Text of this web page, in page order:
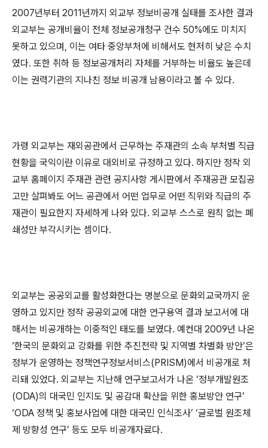
2007년부터 2011년까지 외교부 정보비공개 실태를 조사한 결과
외교부는 공개비율이 전체 정보공개청구 건수 50%에도 미치지
못하고 있으며, 이는 여타 중앙부처에 비해서도 현저히 낮은 수치
였다. 또한 취하 등 정보공개처리 자체를 거부하는 비율도 높은데
이는 권력기관의 지나친 정보 비공개 남용이라고 볼 수 있다.
가령 외교부는 재외공관에서 근무하는 주재관의 소속 부처별 직급
현황을 국익이란 이유로 대외비로 규정하고 있다. 하지만 정작 외
교부 홈페이지 주재관 관련 공지사항 게시판에서 주재공관 모집공
고만 살펴봐도 어느 공관에서 어떤 업무로 어떤 직위와 직급의 주
재관이 필요한지 자세하게 나와 있다. 외교부 스스로 원칙 없는 폐
쇄성만 부각시키는 셈이다.
외교부는 공공외교를 활성화한다는 명분으로 문화외교국까지 운
영하고 있지만 정작 공공외교에 대한 연구용역 결과 보고서에 대
해서는 비공개하는 이중적인 태도를 보였다. 예컨대 2009년 나온
‘한국의 문화외교 강화를 위한 추진전략 및 지역별 차별화 방안’은
정부가 운영하는 정책연구정보서비스(PRISM)에서 비공개로 처
리돼 있었다. 외교부는 지난해 연구보고서가 나온 ‘정부개발원조
(ODA)의 대국민 인지도 및 공감대 확산을 위한 홍보방안 연구’
‘ODA 정책 및 홍보사업에 대한 대국민 인식조사’ ‘글로벌 원조체
제 방향성 연구’ 등도 모두 비공개자료다.